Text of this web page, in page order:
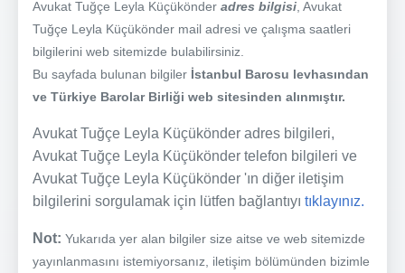
Avukat Tuğçe Leyla Küçükönder adres bilgisi , Avukat
Tuğçe Leyla Küçükönder mail adresi ve çalışma saatleri
bilgilerini web sitemizde bulabilirsiniz.
Bu sayfada bulunan bilgiler İstanbul Barosu levhasından
ve Türkiye Barolar Birliği web sitesinden alınmıştır.
Avukat Tuğçe Leyla Küçükönder adres bilgileri,
Avukat Tuğçe Leyla Küçükönder telefon bilgileri ve
Avukat Tuğçe Leyla Küçükönder 'ın diğer iletişim
bilgilerini sorgulamak için lütfen bağlantıyı tıklayınız.
Not: Yukarıda yer alan bilgiler size aitse ve web sitemizde
yayınlanmasını istemiyorsanız, iletişim bölümünden bizimle